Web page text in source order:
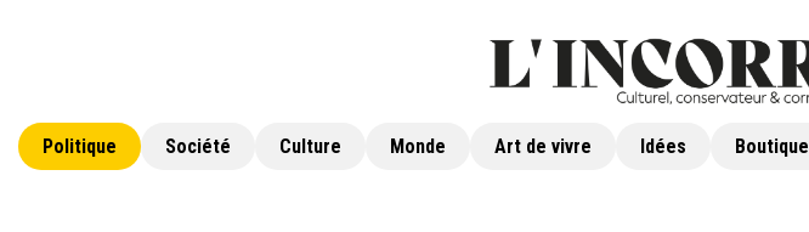
Politique Société Culture Monde Art de vivre Idées Boutique